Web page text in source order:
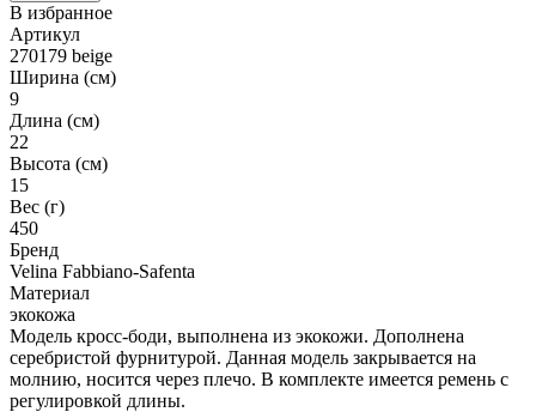
В избранное
Артикул
270179 beige
Ширина (см)
9
Длина (см)
22
Высота (см)
15
Вес (г)
450
Бренд
Velina Fabbiano-Safenta
Материал
экокожа
Модель кросс-боди, выполнена из экокожи. Дополнена
серебристой фурнитурой. Данная модель закрывается на
молнию, носится через плечо. В комплекте имеется ремень с
регулировкой длины.